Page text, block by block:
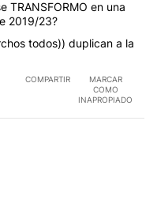
TRANSFORMO en una
2019/23?
todos)) duplican a la
COMPARTIR
MARCAR
COMO
INAPROPIADO